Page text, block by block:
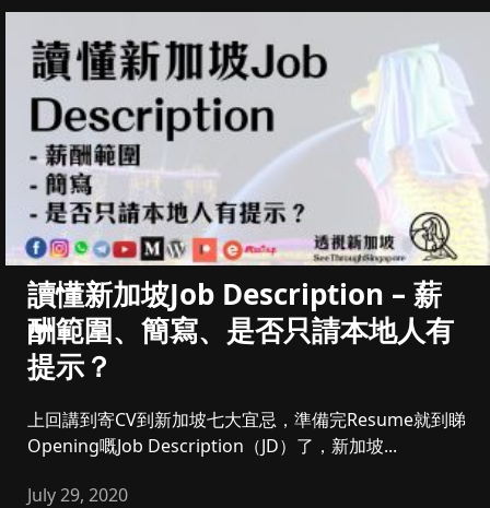
讀懂新加坡Job Description – 薪
酬範圍、簡寫、是否只請本地人有
提示？
上回講到寄CV到新加坡七大宜忌，準備完Resume就到睇
Opening嘅Job Description（JD）了，新加坡...
July 29, 2020